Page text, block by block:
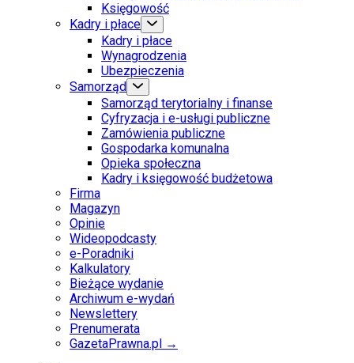
Księgowość
Kadry i płace
Kadry i płace
Wynagrodzenia
Ubezpieczenia
Samorząd
Samorząd terytorialny i finanse
Cyfryzacja i e-usługi publiczne
Zamówienia publiczne
Gospodarka komunalna
Opieka społeczna
Kadry i księgowość budżetowa
Firma
Magazyn
Opinie
Wideopodcasty
e-Poradniki
Kalkulatory
Bieżące wydanie
Archiwum e-wydań
Newslettery
Prenumerata
GazetaPrawna.pl →